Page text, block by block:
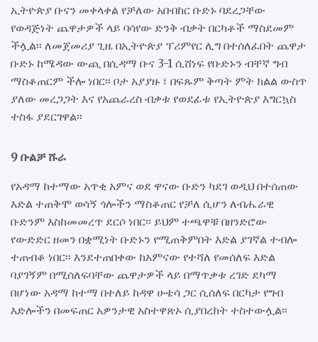
ኢትዮጵያ ቡናን መቀላቀል የቻለው አቡበከር ቡድኑ ባደረጋቸው
የወዳጅነት ጨዋታዎች ላይ ባሳየው ድንቅ ብቃት በርካቶች ማስደመም
ችሏል፡፡ ለመጀመሪያ ጊዜ በኢትዮጵያ ፕሪምየር ሊግ በተሰለፈበት ጨዋታ
ቡድኑ ከሜዳው ውጪ በሲዳማ ቡና 3-1 ሲሸነፍ የቡድኑን ብቸኛ ግብ
ማስቆጠርም ችሎ ነበር፡፡ ቦታ አያያዙ ፣ በፍጹም ቅጣት ምት ክልል ውስጥ
ያለው መረጋጋት እና የአጨራረስ ብቃቱ የወደፊቱ የኢትዮጵያ እግርኳስ
ተስፋ ያደርገዋል፡፡
9 ቡልቻ ሹራ
የአዳማ ከተማው አጥቂ አምና ወደ ዋናው ቡድን ካደገ ወዲህ በተሰጠው
እድል ተጠቅሞ ወሳኝ ጎሎችን ማስቆጠር የቻለ ሲሆን ለብሔራዊ
ቡድንም እስከመመረጥ ደርሶ ነበር፡፡ ይህም ተጫዋቹ በዘንድሮው
የውድድር ዘመን በቋሚነት ቡድኑን የሚጠቅምበት እድል ያገኛል ተብሎ
ተጠብቆ ነበር፡፡ እንደተጠበቀው ከአምናው የተሻለ የመሰለፍ እድል
ባያገኝም በሚሰለፍባቸው ጨዋታዎች ላይ በማጥቃቱ ረገድ ደካማ
በሆነው አዳማ ከተማ በተለይ ከዳዋ ሁቴሳ ጋር ሲሰለፍ በርካታ የግብ
እድሎችን በመፍጠር አዎንታዊ አስተዋጽኦ ሲያበረክት ተስተውሏል፡፡